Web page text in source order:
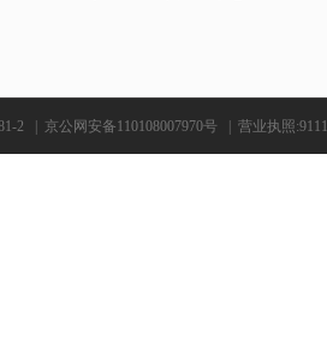
2 京公网安备110108007970号 营业执照